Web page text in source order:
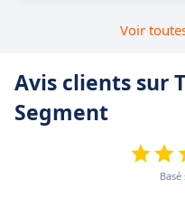
Voir
Avis clients sur
Segment